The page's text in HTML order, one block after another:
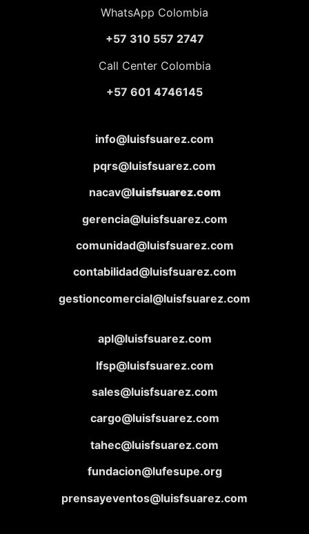
WhatsApp Colombia
+57 310 557 2747
Call Center Colombia
+57 601 4746145
info@luisfsuarez.com
pqrs@luisfsuarez.com
nacav@luisfsuarez.com
gerencia@luisfsuarez.com
comunidad@luisfsuarez.com
contabilidad@luisfsuarez.com
gestioncomercial@luisfsuarez.com
apl@luisfsuarez.com
lfsp@luisfsuarez.com
sales@luisfsuarez.com
cargo@luisfsuarez.com
tahec@luisfsuarez.com
fundacion@lufesupe.org
prensayeventos@luisfsuarez.com